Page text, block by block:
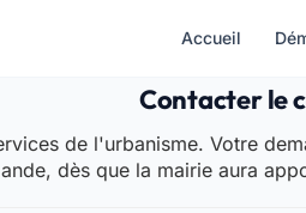
Accueil
Contacter le
de l'urbanisme. Votre
dès que la mairie aura